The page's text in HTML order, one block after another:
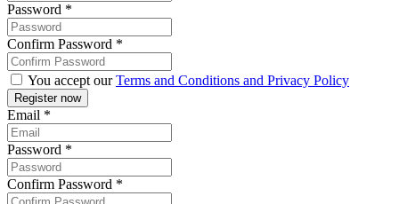
Password *
Confirm Password *
You accept ourTerms and Conditions and Privacy Policy
Email *
Password *
Confirm Password *